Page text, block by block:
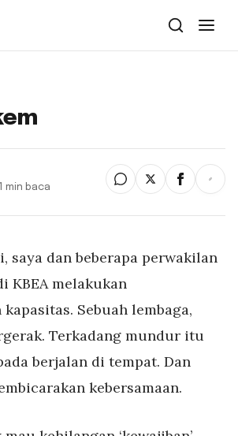
min baca
saya dan beberapa perwakilan
KBEA melakukan
Sebuah lembaga,
Terkadang mundur itu
berjalan di tempat. Dan
kebersamaan.